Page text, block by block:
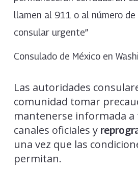
llamen al 911 o al número
consular urgente”
Consulado de México en
Las autoridades
comunidad tomar
mantenerse informada a
canales oficiales y
una vez que las
permitan.